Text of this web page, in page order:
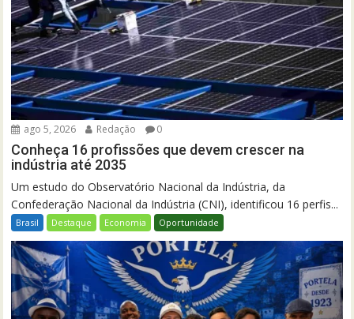
ago 5, 2026 Redação 0
Conheça 16 profissões que devem crescer na
indústria até 2035
Um estudo do Observatório Nacional da Indústria, da
Confederação Nacional da Indústria (CNI), identificou 16 perfis...
Brasil Destaque Economia Oportunidade